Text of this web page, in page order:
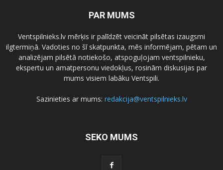
PAR MUMS
Ventspilnieks.lv mērķis ir palīdzēt veicināt pilsētas izaugsmi
ilgtermiņā. Vadoties no šī skatpunkta, mēs informējam, pētam un
analizējam pilsētā notiekošo, atspoguļojam ventspilnieku,
ekspertu un amatpersonu viedokļus, rosinām diskusijas par
mums visiem labāku Ventspili.
Sazinieties ar mums: redakcija@ventspilnieks.lv
SEKO MUMS